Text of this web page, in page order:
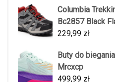
Columbia
Bc2857 Black
229,99 zł
Buty do
Mrcxcp
499,99 zł